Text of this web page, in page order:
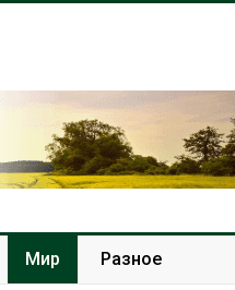
Мир Разное